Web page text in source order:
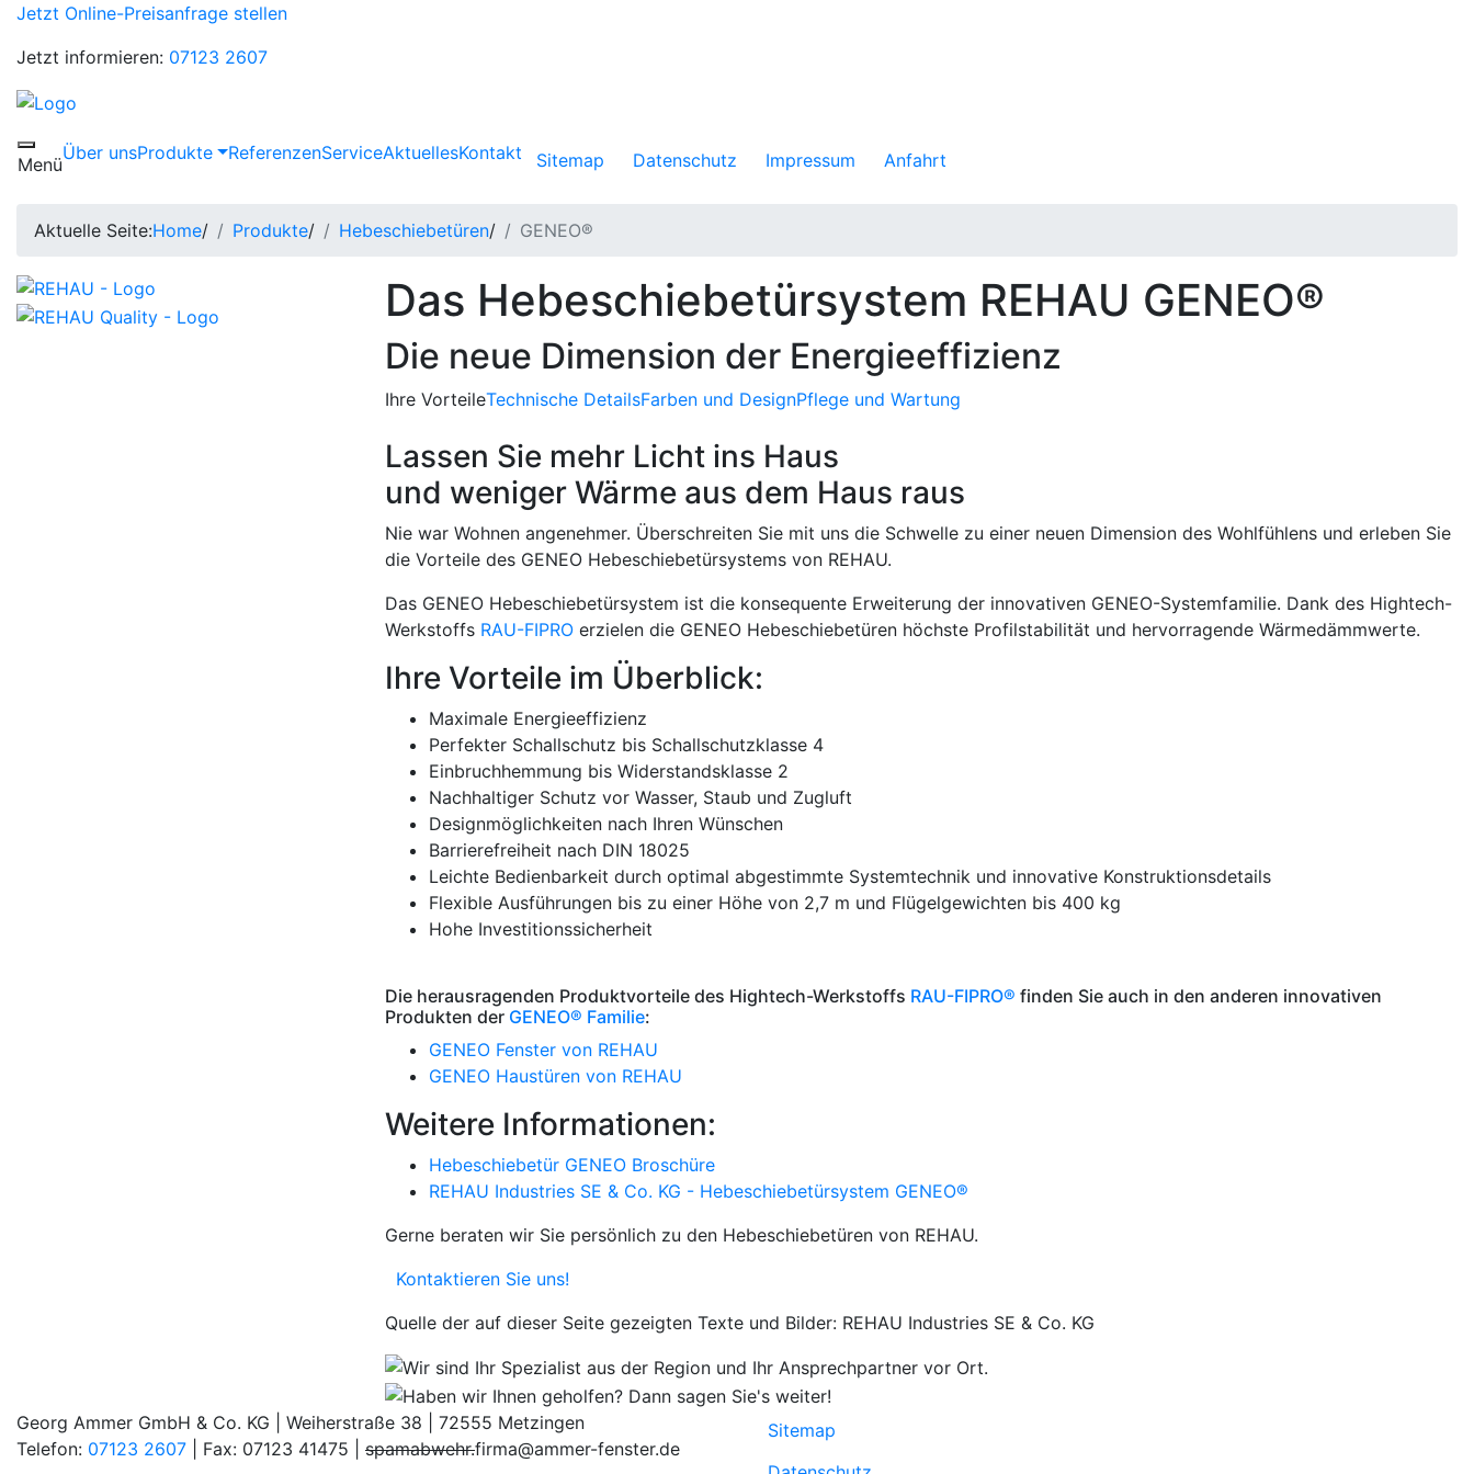
Jetzt Online-Preisanfrage stellen
Jetzt informieren: 07123 2607
Toggle navigation
Menü
Über unsProdukte ReferenzenServiceAktuellesKontakt Sitemap Datenschutz Impressum Anfahrt
Aktuelle Seite:Home/ Produkte/ Hebeschiebetüren/ GENEO®
Das Hebeschiebetürsystem REHAU GENEO®
Die neue Dimension der Energieeffizienz
Ihre VorteileTechnische DetailsFarben und DesignPflege und Wartung
Lassen Sie mehr Licht ins Haus
und weniger Wärme aus dem Haus raus
Nie war Wohnen angenehmer. Überschreiten Sie mit uns die Schwelle zu einer neuen Dimension des Wohlfühlens und erleben Sie
die Vorteile des GENEO Hebeschiebetürsystems von REHAU.
Das GENEO Hebeschiebetürsystem ist die konsequente Erweiterung der innovativen GENEO-Systemfamilie. Dank des Hightech-
Werkstoffs RAU-FIPRO erzielen die GENEO Hebeschiebetüren höchste Profilstabilität und hervorragende Wärmedämmwerte.
Ihre Vorteile im Überblick:
Maximale Energieeffizienz
Perfekter Schallschutz bis Schallschutzklasse 4
Einbruchhemmung bis Widerstandsklasse 2
Nachhaltiger Schutz vor Wasser, Staub und Zugluft
Designmöglichkeiten nach Ihren Wünschen
Barrierefreiheit nach DIN 18025
Leichte Bedienbarkeit durch optimal abgestimmte Systemtechnik und innovative Konstruktionsdetails
Flexible Ausführungen bis zu einer Höhe von 2,7 m und Flügelgewichten bis 400 kg
Hohe Investitionssicherheit
Die herausragenden Produktvorteile des Hightech-Werkstoffs RAU-FIPRO® finden Sie auch in den anderen innovativen
Produkten der GENEO® Familie:
GENEO Fenster von REHAU
GENEO Haustüren von REHAU
Weitere Informationen:
Hebeschiebetür GENEO Broschüre
REHAU Industries SE & Co. KG - Hebeschiebetürsystem GENEO®
Gerne beraten wir Sie persönlich zu den Hebeschiebetüren von REHAU.
Kontaktieren Sie uns!
Quelle der auf dieser Seite gezeigten Texte und Bilder: REHAU Industries SE & Co. KG
Sitemap
Georg Ammer GmbH & Co. KG | Weiherstraße 38 | 72555 Metzingen
Telefon: 07123 2607 | Fax: 07123 41475 | spamabwehr.firma@ammer-fenster.de